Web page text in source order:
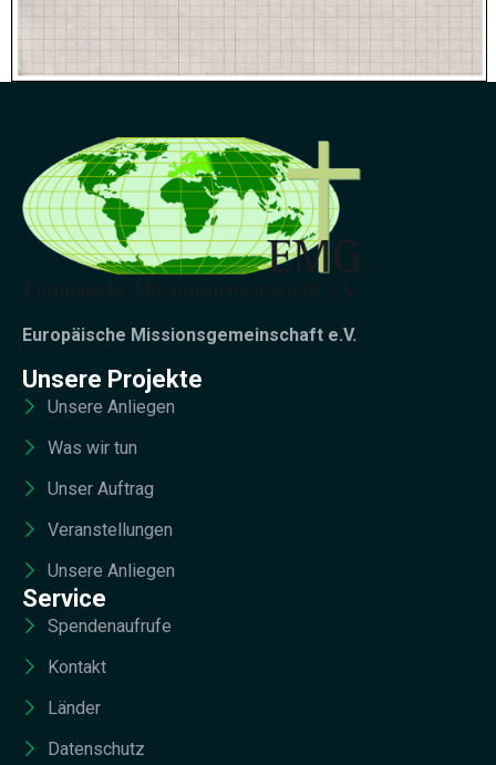
Europäische Missionsgemeinschaft e.V.
Unsere Projekte
Unsere Anliegen
Was wir tun
Unser Auftrag
Veranstellungen
Unsere Anliegen
Service
Spendenaufrufe
Kontakt
Länder
Datenschutz